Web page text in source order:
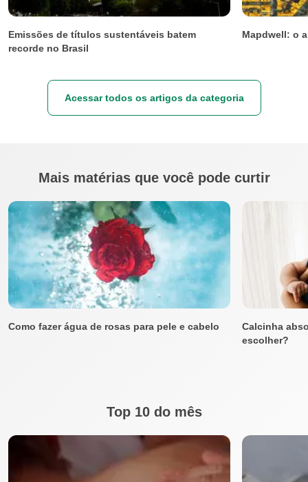
Emissões de títulos sustentáveis batem
recorde no Brasil
Mapdwell: o
Acessar todos os artigos da categoria
Mais matérias que você pode curtir
Como fazer água de rosas para pele e cabelo
Calcinha
escolher?
Top 10 do mês